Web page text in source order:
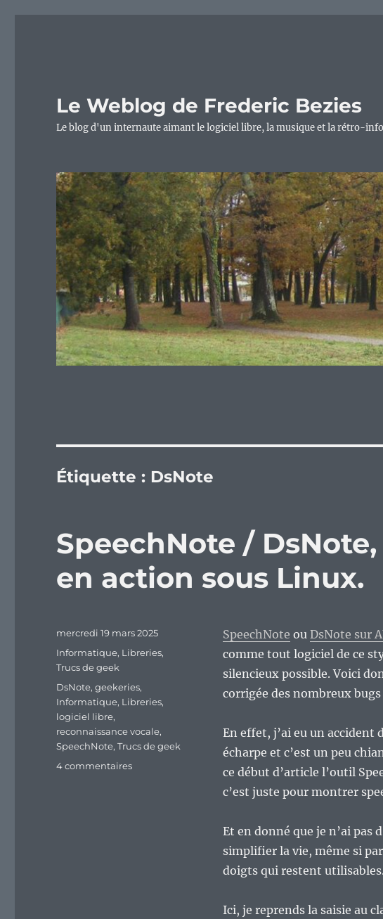
Le Weblog de Frederic Bezies
Le blog d'un internaute aimant le logiciel libre, la musique et la rétro-
Étiquette : DsNote
SpeechNote /
en action sous Linux.
SpeechNote ou DsNote sur
comme tout logiciel de ce
silencieux possible. Voici
corrigée des nombreux
En effet, j’ai eu un accident
écharpe et c’est un peu
ce début d’article l’outil
c’est juste pour montrer
Et en donné que je n’ai pas
simplifier la vie, même si
doigts qui restent utilisables.
Ici, je reprends la saisie au
Publié
mercredi 19 mars 2025
Catégories
Informatique, Libreries,
Trucs de geek
Étiquettes
DsNote,geekeries,
Informatique, Libreries,
logiciel libre,
reconnaissance vocale,
SpeechNote,Trucs de geek
4 commentairessur